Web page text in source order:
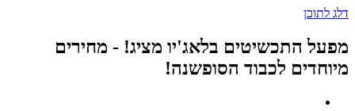
דלג לתוכן
מפעל התכשיטים בלאג'יו מציג! - מחירים
מיוחדים לכבוד הסופשנה!